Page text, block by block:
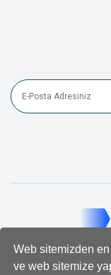
Web sitemizden
ve web sitemize